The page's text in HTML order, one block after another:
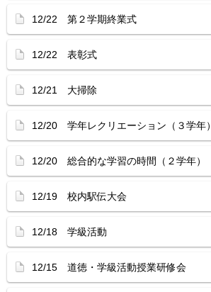
12/22 第２学期終業式
12/22 表彰式
12/21 大掃除
12/20 学年レクリエーション（３学年）
12/20 総合的な学習の時間（２学年）
12/19 校内駅伝大会
12/18 学級活動
12/15 道徳・学級活動授業研修会